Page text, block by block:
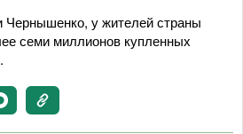
у жителей страны
семи миллионов купленных